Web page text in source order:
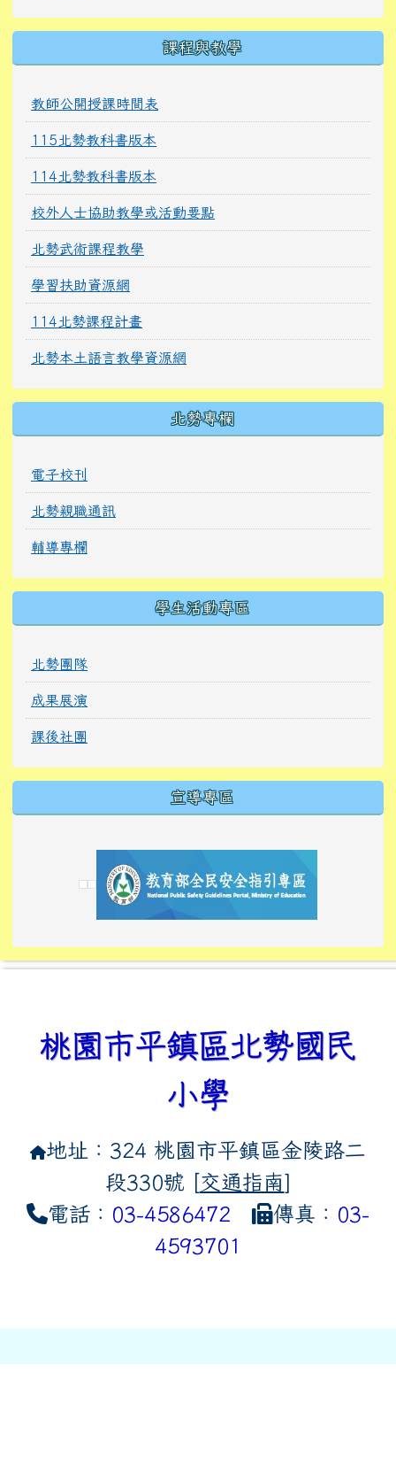
課程與教學
教師公開授課時間表
115北勢教科書版本
114北勢教科書版本
校外人士協助教學或活動要點
北勢武術課程教學
學習扶助資源網
114北勢課程計畫
北勢本土語言教學資源網
北勢專欄
電子校刊
北勢親職通訊
輔導專欄
學生活動專區
北勢團隊
成果展演
課後社團
宣導專區
link to https://
link to https://10000.gov.tw/
link to https://
link to https://10000.gov.tw/
link to https://
link to https://
link to https://i.win.org.tw/
link to https://
link to https://
link to https://
link to https://
桃園市平鎮區北勢國民
小學
地址：324 桃園市平鎮區金陵路二
段330號 [交通指南]
電話： 03-4586472 傳真： 03-
4593701